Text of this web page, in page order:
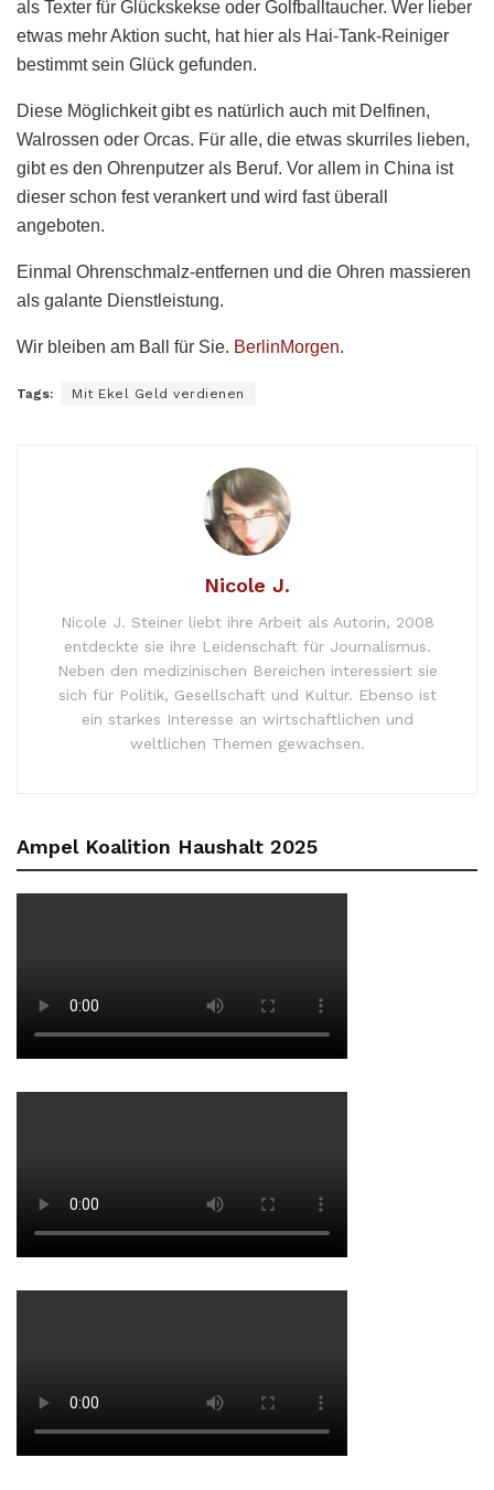
als Texter für Glückskekse oder Golfballtaucher. Wer lieber
etwas mehr Aktion sucht, hat hier als Hai-Tank-Reiniger
bestimmt sein Glück gefunden.
Diese Möglichkeit gibt es natürlich auch mit Delfinen,
Walrossen oder Orcas. Für alle, die etwas skurriles lieben,
gibt es den Ohrenputzer als Beruf. Vor allem in China ist
dieser schon fest verankert und wird fast überall
angeboten.
Einmal Ohrenschmalz-entfernen und die Ohren massieren
als galante Dienstleistung.
Wir bleiben am Ball für Sie. BerlinMorgen.
Tags: Mit Ekel Geld verdienen
Nicole J.
Nicole J. Steiner liebt ihre Arbeit als Autorin, 2008
entdeckte sie ihre Leidenschaft für Journalismus.
Neben den medizinischen Bereichen interessiert sie
sich für Politik, Gesellschaft und Kultur. Ebenso ist
ein starkes Interesse an wirtschaftlichen und
weltlichen Themen gewachsen.
Ampel Koalition Haushalt 2025